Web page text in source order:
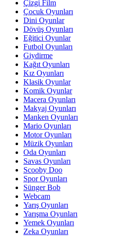
Çizgi Film
Çocuk Oyunları
Dini Oyunlar
Dövüş Oyunları
Eğitici Oyunlar
Futbol Oyunları
Giydirme
Kağıt Oyunları
Kız Oyunları
Klasik Oyunlar
Komik Oyunlar
Macera Oyunları
Makyaj Oyunları
Manken Oyunları
Mario Oyunları
Motor Oyunları
Müzik Oyunları
Oda Oyunları
Savas Oyunları
Scooby Doo
Spor Oyunları
Sünger Bob
Webcam
Yarış Oyunları
Yarışma Oyunları
Yemek Oyunları
Zeka Oyunları